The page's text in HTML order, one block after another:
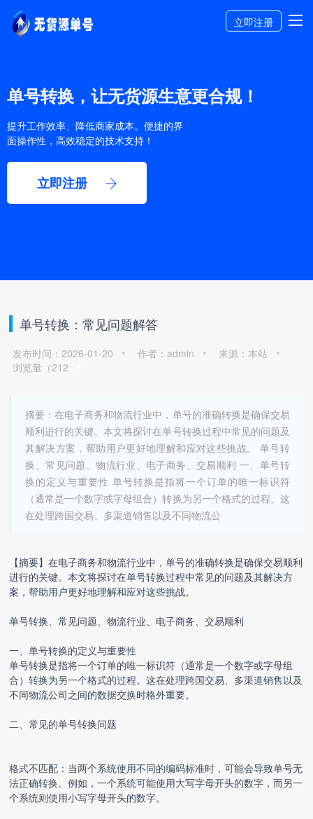
立即注册
单号转换，让无货源生意更合规！
提升工作效率、降低商家成本。便捷的界
面操作性，高效稳定的技术支持！
立即注册
单号转换：常见问题解答
发布时间：2026-01-20 作者：admin
来源：本站
浏览量（212
摘要：在电子商务和物流行业中，单号的准确转换是确保交易
顺利进行的关键。本文将探讨在单号转换过程中常见的问题及
其解决方案，帮助用户更好地理解和应对这些挑战。 单号转
换、常见问题、物流行业、电子商务、交易顺利 一、单号转
换的定义与重要性 单号转换是指将一个订单的唯一标识符
（通常是一个数字或字母组合）转换为另一个格式的过程。这
在处理跨国交易、多渠道销售以及不同物流公
【摘要】在电子商务和物流行业中，单号的准确转换是确保交易顺利
进行的关键。本文将探讨在单号转换过程中常见的问题及其解决方
案，帮助用户更好地理解和应对这些挑战。
单号转换、常见问题、物流行业、电子商务、交易顺利
一、单号转换的定义与重要性
单号转换是指将一个订单的唯一标识符（通常是一个数字或字母组
合）转换为另一个格式的过程。这在处理跨国交易、多渠道销售以及
不同物流公司之间的数据交换时格外重要。
二、常见的单号转换问题
格式不匹配：当两个系统使用不同的编码标准时，可能会导致单号无
法正确转换。例如，一个系统可能使用大写字母开头的数字，而另一
个系统则使用小写字母开头的数字。